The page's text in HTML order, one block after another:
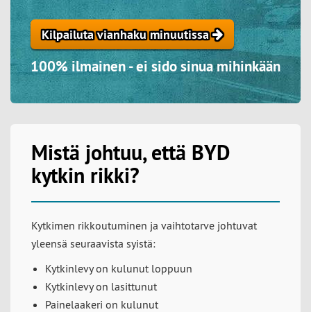
Kilpailuta vianhaku minuutissa
100% ilmainen - ei sido sinua mihinkään
Mistä johtuu, että BYD
kytkin rikki?
Kytkimen rikkoutuminen ja vaihtotarve johtuvat
yleensä seuraavista syistä:
Kytkinlevy on kulunut loppuun
Kytkinlevy on lasittunut
Painelaakeri on kulunut